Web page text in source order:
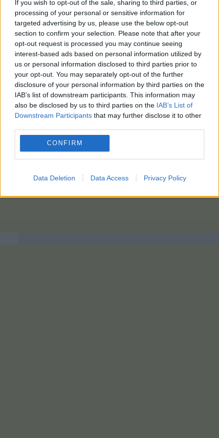
If you wish to opt-out of the sale, sharing to third parties, or
processing of your personal or sensitive information for
targeted advertising by us, please use the below opt-out
section to confirm your selection. Please note that after your
opt-out request is processed you may continue seeing
interest-based ads based on personal information utilized by
us or personal information disclosed to third parties prior to
your opt-out. You may separately opt-out of the further
disclosure of your personal information by third parties on the
IAB’s list of downstream participants. This information may
also be disclosed by us to third parties on the IAB’s List of
Downstream Participants that may further disclose it to other
CONFIRM
Data Deletion Data Access Privacy Policy